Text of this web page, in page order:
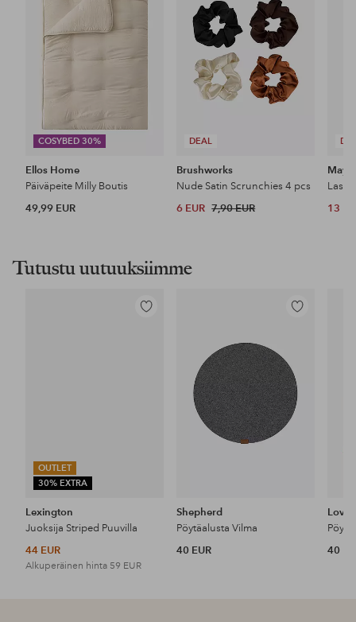
COSYBED 30%
Ellos Home
Päiväpeite Milly Boutis
49,99 EUR
DEAL
Brushworks
Nude Satin Scrunchies 4 pcs
6 EUR 7,90 EUR 13
Tutustu uutuuksiimme
OUTLET
30% EXTRA
Lisää
Lexington
Juoksija Striped Puuvilla
44 EUR
Alkuperäinen hinta 59 EUR
Lisää
Shepherd
Pöytäalusta Vilma
40 EUR
40